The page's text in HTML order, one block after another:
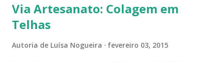
Via Artesanato: Colagem em
Telhas
Autoria de Luísa Nogueira fevereiro 03, 2015